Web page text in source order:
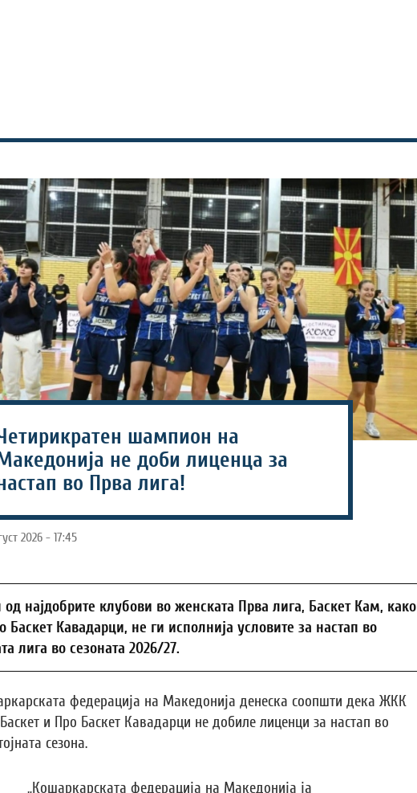
шампион на
не доби лиценца за
во Прва лига!
2026 - 17:45
од најдобрите клубови во женската Прва лига, Баскет Кам, како
Баскет Кавадарци, не ги исполнија условите за настап во
лига во сезоната 2026/27.
федерација на Македонија денеска соопшти дека ЖКК
и Про Баскет Кавадарци не добиле лиценци за настап во
сезона.
„Кошаркарската федерација на Македонија ја